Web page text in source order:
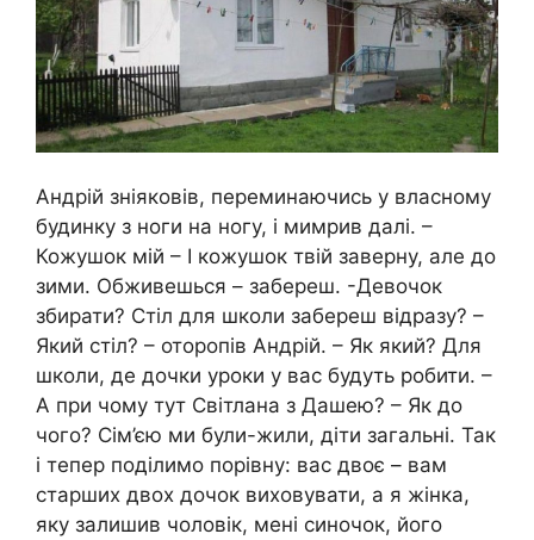
Андрій зніяковів, переминаючись у власному
будинку з ноги на ногу, і мимрив далі. –
Кожушок мій – І кожушок твій заверну, але до
зими. Обживешься – забереш. -Девочок
збирати? Стіл для школи забереш відразу? –
Який стіл? – оторопів Андрій. – Як який? Для
школи, де дочки уроки у вас будуть робити. –
А при чому тут Світлана з Дашею? – Як до
чого? Сім’єю ми були-жили, діти загальні. Так
і тепер поділимо порівну: вас двоє – вам
старших двох дочок виховувати, а я жінка,
яку залишив чоловік, мені синочок, його